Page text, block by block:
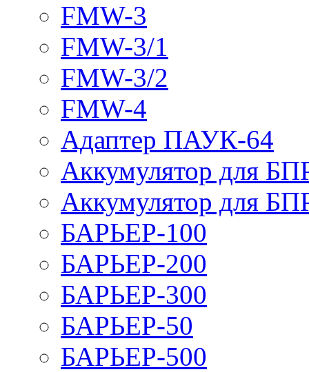
FMW-3
FMW-3/1
FMW-3/2
FMW-4
Адаптер ПАУК-64
Аккумулятор для
Аккумулятор для
БАРЬЕР-100
БАРЬЕР-200
БАРЬЕР-300
БАРЬЕР-50
БАРЬЕР-500